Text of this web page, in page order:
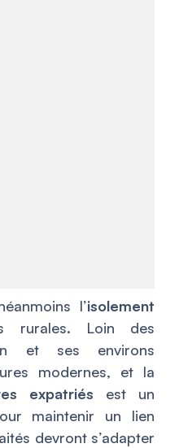
l’isolement
rurales. Loin des
et ses environs
modernes, et la
expatriés est un
maintenir un lien
devront s’adapter